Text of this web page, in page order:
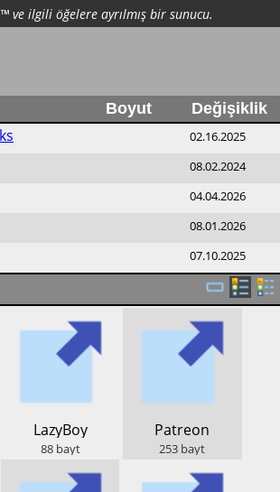
ve ilgili öğelere ayrılmış bir sunucu.
Boyut Değişiklik
02.16.2025
08.02.2024
04.04.2026
08.01.2026
07.10.2025
​LazyBoy
88 bayt
​Patreon
253 bayt